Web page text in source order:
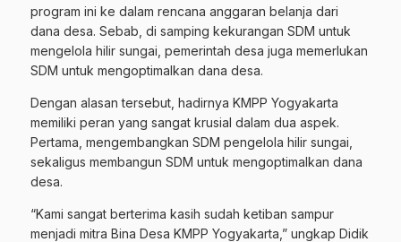
program ini ke dalam rencana anggaran belanja dari
dana desa. Sebab, di samping kekurangan SDM untuk
mengelola hilir sungai, pemerintah desa juga memerlukan
SDM untuk mengoptimalkan dana desa.
Dengan alasan tersebut, hadirnya KMPP Yogyakarta
memiliki peran yang sangat krusial dalam dua aspek.
Pertama, mengembangkan SDM pengelola hilir sungai,
sekaligus membangun SDM untuk mengoptimalkan dana
desa.
“Kami sangat berterima kasih sudah ketiban sampur
menjadi mitra Bina Desa KMPP Yogyakarta,” ungkap Didik